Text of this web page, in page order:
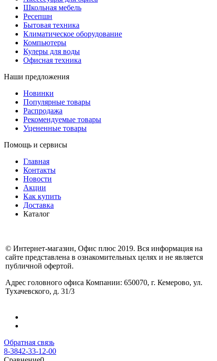
Школьная мебель
Ресепшн
Бытовая техника
Климатическое оборудование
Компьютеры
Кулеры для воды
Офисная техника
Наши предложения
Новинки
Популярные товары
Распродажа
Рекомендуемые товары
Уцененные товары
Помощь и сервисы
Главная
Контакты
Новости
Акции
Как купить
Доставка
Каталог
© Интернет-магазин, Офис плюс 2019. Вся информация на
сайте представлена в ознакомительных целях и не является
публичной офертой.
Адрес головного офиса Компании: 650070, г. Кемерово, ул.
Тухачевского, д. 31/3
Обратная связь
8-3842-33-12-00